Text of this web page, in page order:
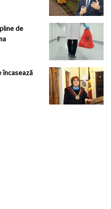
de
încasează